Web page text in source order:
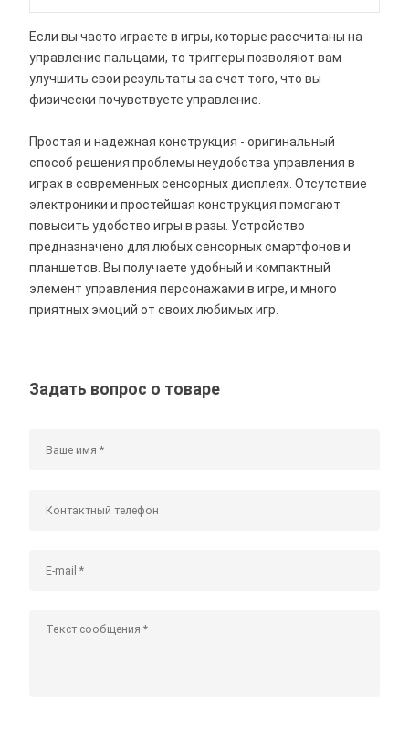
Если вы часто играете в игры, которые рассчитаны на
управление пальцами, то триггеры позволяют вам
улучшить свои результаты за счет того, что вы
физически почувствуете управление.
Простая и надежная конструкция - оригинальный
способ решения проблемы неудобства управления в
играх в современных сенсорных дисплеях. Отсутствие
электроники и простейшая конструкция помогают
повысить удобство игры в разы. Устройство
предназначено для любых сенсорных смартфонов и
планшетов. Вы получаете удобный и компактный
элемент управления персонажами в игре, и много
приятных эмоций от своих любимых игр.
Задать вопрос о товаре